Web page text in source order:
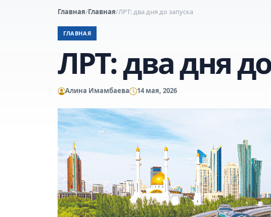
Главная/Главная/ЛРТ: два дня до запуска
ГЛАВНАЯ
ЛРТ: два дня
Алина Имамбаева 14 мая, 2026